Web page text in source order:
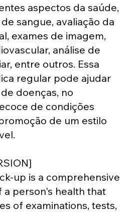
aspectos da saúde,
sangue, avaliação da
exames de imagem,
análise de
entre outros. Essa
regular pode ajudar
doenças, no
de condições
de um estilo
up is a comprehensive
a person's health that
of examinations, tests,